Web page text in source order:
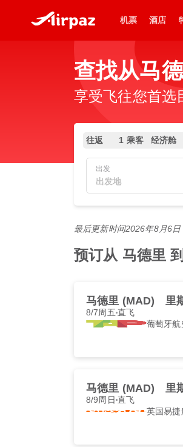
机票 酒店
查找从马
享受飞往您首选
往返 1 乘客 经济舱
出发
最后更新时间2026年8月6
预订从 马德里
马德里 (MAD) 里
8/7周五 直飞
葡萄牙航
马德里 (MAD) 里
8/9周日 直飞
英国易捷